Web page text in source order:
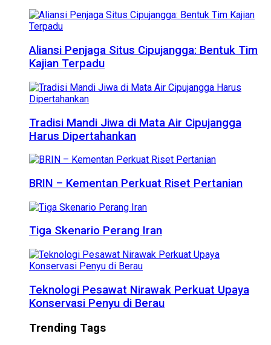
Aliansi Penjaga Situs Cipujangga: Bentuk Tim
Kajian Terpadu
Tradisi Mandi Jiwa di Mata Air Cipujangga
Harus Dipertahankan
BRIN – Kementan Perkuat Riset Pertanian
Tiga Skenario Perang Iran
Teknologi Pesawat Nirawak Perkuat Upaya
Konservasi Penyu di Berau
Trending Tags